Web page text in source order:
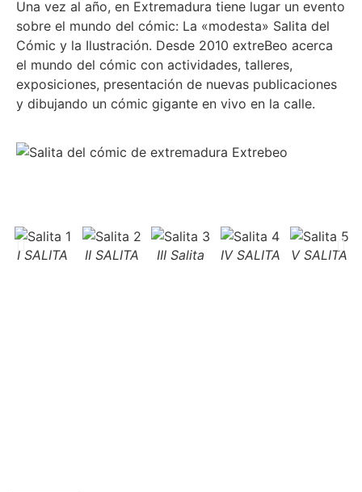
Una vez al año, en Extremadura tiene lugar un evento
sobre el mundo del cómic: La «modesta» Salita del
Cómic y la Ilustración. Desde 2010 extreBeo acerca
el mundo del cómic con actividades, talleres,
exposiciones, presentación de nuevas publicaciones
y dibujando un cómic gigante en vivo en la calle.
I SALITA II SALITA III Salita IV SALITA V SALITA